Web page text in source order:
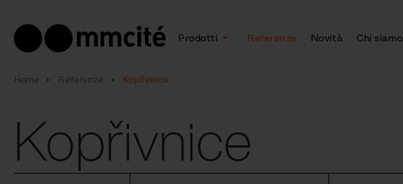
Prodotti Referenze Novità Chi siamo
Home Referenze Kopřivnice
Kopřivnice